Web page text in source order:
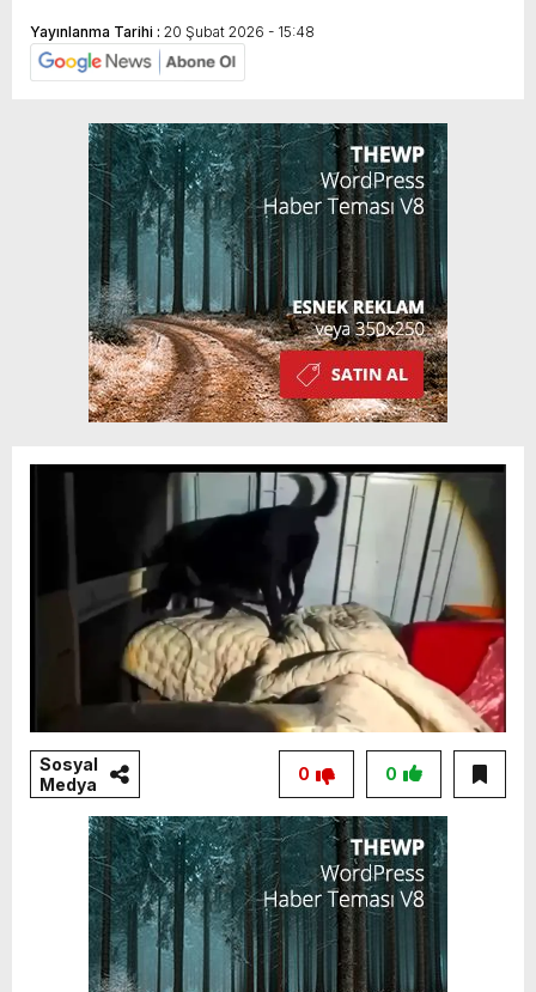
Yayınlanma Tarihi : 20 Şubat 2026 - 15:48
Sosyal
Medya
0
0